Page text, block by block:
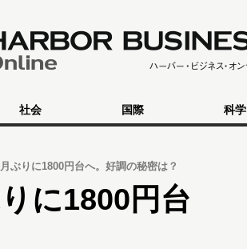
社会 国際 科学
ぶりに1800円台へ。好調の秘密は？
に1800円台